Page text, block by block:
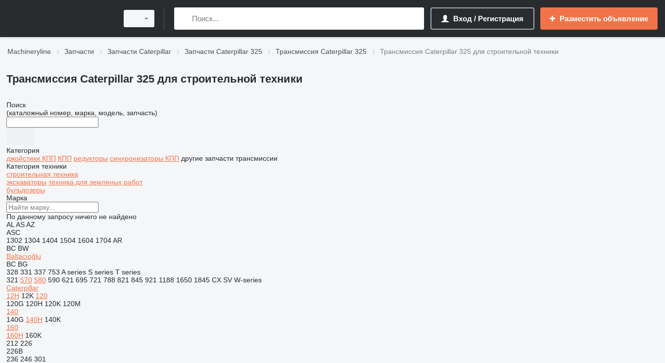
Вход / Регистрация Разместить объявление
Machineryline Запчасти Запчасти Caterpillar Запчасти Caterpillar 325 Трансмиссия Caterpillar 325 Трансмиссия Caterpillar 325 для строительной техники
Трансмиссия Caterpillar 325 для строительной техники
Поиск
(каталожный номер, марка, модель, запчасть)
Категория
джойстики КПП КПП редукторы синхронизаторы КПП другие запчасти трансмиссии
Категория техники
строительная техника
экскаваторы техника для земляных работ
бульдозеры
Марка
По данному запросу ничего не найдено
AL AS AZ
ASC
1302 1304 1404 1504 1604 1704 AR
BC BW
Baltacıoğlu
BC BG
328 331 337 753 A series S series T series
321 570 580 590 621 695 721 788 821 845 921 1188 1650 1845 CX SV W-series
Caterpillar
12H 12K 120
120G 120H 120K 120M
140
140G 140H 140K
160
160H 160K
212 226
226B
236 246 301